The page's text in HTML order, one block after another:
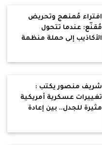
افتراء مُمنهج وتحريض
مُقنّع: عندما تتحول
الأكاذيب إلى حملة منظمة
شريف منصور يكتب :
تغييرات عسكرية أمريكية
مثيرة للجدل.. بين إعادة